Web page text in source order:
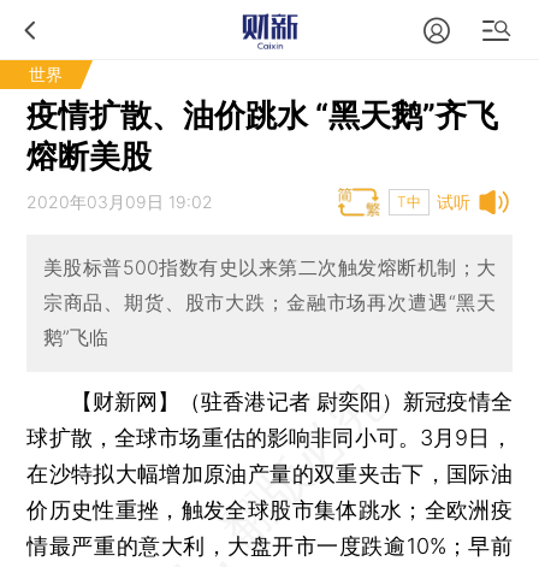
世界
疫情扩散、油价跳水 “黑天鹅”齐飞
熔断美股
试听
2020年03月09日 19:02 T中
美股标普500指数有史以来第二次触发熔断机制；大
宗商品、期货、股市大跌；金融市场再次遭遇“黑天
鹅”飞临
【财新网】（驻香港记者 尉奕阳） 新冠疫情全
球扩散，全球市场重估的影响非同小可。3月9日，
在沙特拟大幅增加原油产量的双重夹击下，国际油
价历史性重挫，触发全球股市集体跳水；全欧洲疫
情最严重的意大利，大盘开市一度跌逾10%；早前